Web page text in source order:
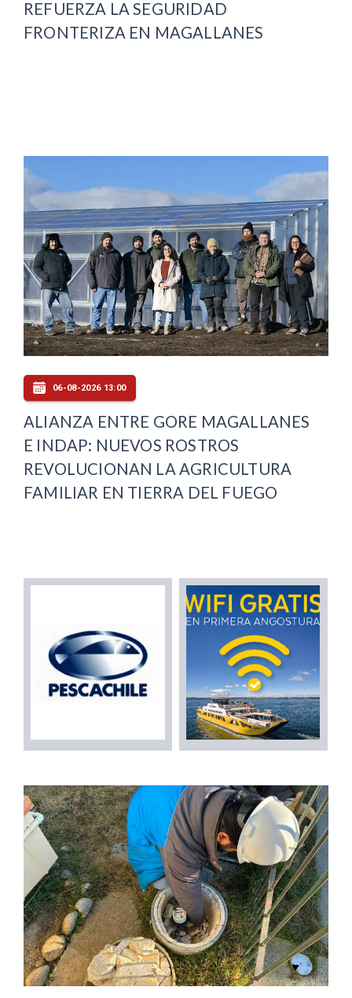
REFUERZA LA SEGURIDAD
FRONTERIZA EN MAGALLANES
06-08-2026 13:00
ALIANZA ENTRE GORE MAGALLANES
E INDAP: NUEVOS ROSTROS
REVOLUCIONAN LA AGRICULTURA
FAMILIAR EN TIERRA DEL FUEGO